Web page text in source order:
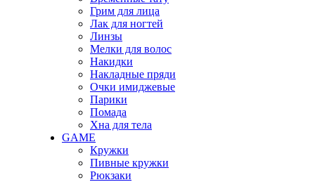
Грим для лица
Лак для ногтей
Линзы
Мелки для волос
Накидки
Накладные пряди
Очки имиджевые
Парики
Помада
Хна для тела
GAME
Кружки
Пивные кружки
Рюкзаки